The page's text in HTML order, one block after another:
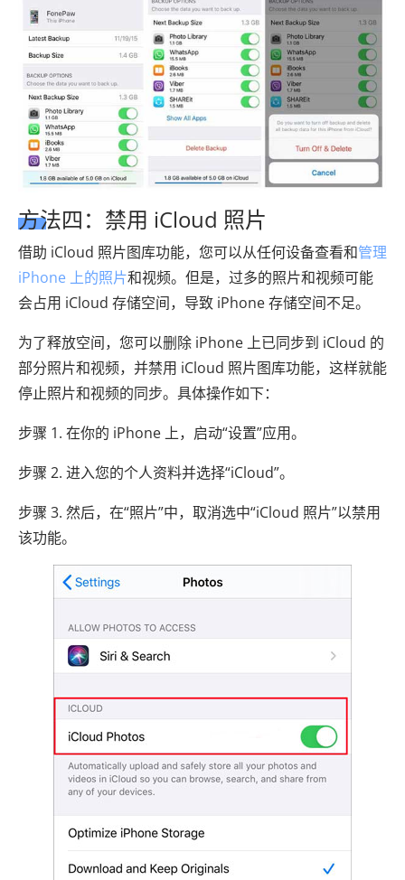
方法四：禁用 iCloud 照片
借助 iCloud 照片图库功能，您可以从任何设备查看和管理
iPhone 上的照片和视频。但是，过多的照片和视频可能
会占用 iCloud 存储空间，导致 iPhone 存储空间不足。
为了释放空间，您可以删除 iPhone 上已同步到 iCloud 的
部分照片和视频，并禁用 iCloud 照片图库功能，这样就能
停止照片和视频的同步。具体操作如下：
步骤 1. 在你的 iPhone 上，启动“设置”应用。
步骤 2. 进入您的个人资料并选择“iCloud”。
步骤 3. 然后，在“照片”中，取消选中“iCloud 照片”以禁用
该功能。